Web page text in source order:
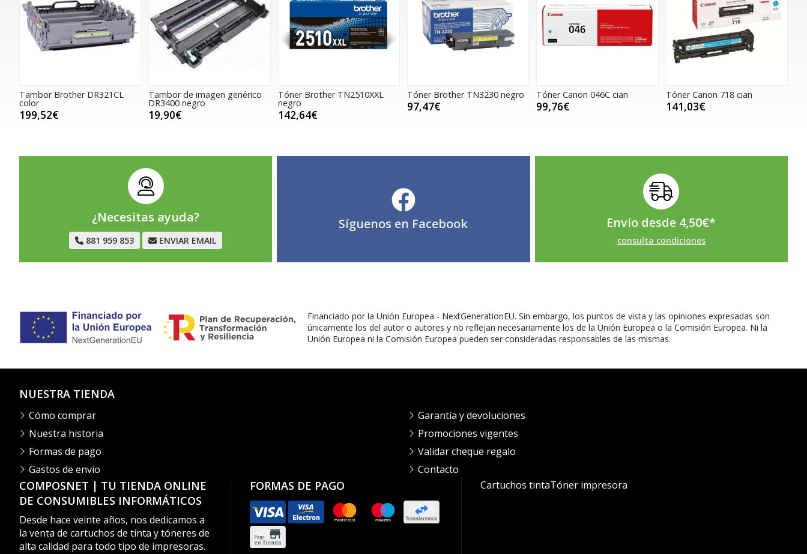
Tambor Brother DR321CL
color
199,52€
Tambor de imagen genérico
DR3400 negro
19,90€
Tóner Brother TN2510XXL
negro
142,64€
Tóner Brother TN3230 negro
97,47€
Tóner Canon 046C cian
99,76€
Tóner Canon 718 cian
141,03€
¿Necesitas ayuda?
881 959 853 ENVIAR EMAIL
Síguenos en Facebook Envío desde 4,50€*
consulta condiciones
Financiado por la Unión Europea - NextGenerationEU. Sin embargo, los puntos de vista y las opiniones expresadas son
únicamente los del autor o autores y no reflejan necesariamente los de la Unión Europea o la Comisión Europea. Ni la
Unión Europea ni la Comisión Europea pueden ser consideradas responsables de las mismas.
COMPOSNET | TU TIENDA ONLINE
DE CONSUMIBLES INFORMÁTICOS
Desde hace veinte años, nos dedicamos a
la venta de cartuchos de tinta y tóneres de
alta calidad para todo tipo de impresoras.
FORMAS DE PAGO
NUESTRA TIENDA
Cómo comprar
Nuestra historia
Formas de pago
Gastos de envío
Garantía y devoluciones
Promociones vigentes
Validar cheque regalo
Contacto
Cartuchos tintaTóner impresora